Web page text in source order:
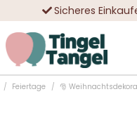
Sicheres
Feiertage 🎅